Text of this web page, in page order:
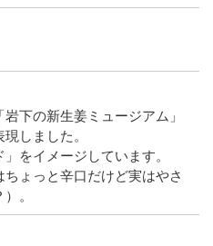
下の新生姜ミュージアム」
しました。
をイメージしています。
ょっと辛口だけど実はやさ
。